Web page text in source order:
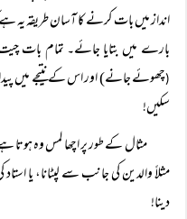
انداز میں بات کرنے کا آسان طریقہ یہ
بارے میں بتایا جائے۔ تمام بات
(چھوئے جانے) اور اس کے نتیجے میں
سکیں!
مثال کے طور پر اچھا لمس وہ
مثلاً والدین کی جانب سے لپٹانا، یا
دینا!